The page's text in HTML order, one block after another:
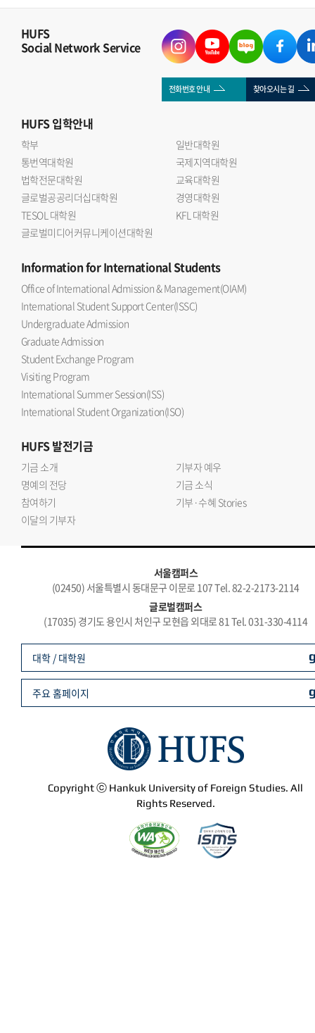
HUFS
Social Network Service
전화번호 안내 찾아오시는 길
HUFS입학안내
학부
일반대학원
통번역대학원
국제지역대학원
법학전문대학원
교육대학원
글로벌공공리더십대학원
경영대학원
TESOL 대학원
KFL 대학원
글로벌미디어커뮤니케이션대학원
Informationfor International Students
Office of International Admission & Management(OIAM)
International Student Support Center(ISSC)
Undergraduate Admission
Graduate Admission
Student Exchange Program
Visiting Program
International Summer Session(ISS)
International Student Organization(ISO)
HUFS발전기금
기금 소개
기부자 예우
명예의 전당
기금 소식
참여하기
기부·수혜 Stories
이달의 기부자
서울캠퍼스
(02450) 서울특별시 동대문구 이문로 107 Tel. 82-2-2173-2114
글로벌캠퍼스
(17035) 경기도 용인시 처인구 모현읍 외대로 81 Tel. 031-330-4114
Copyright ⓒ Hankuk University of Foreign Studies. All
Rights Reserved.
대학 / 대학원
주요 홈페이지